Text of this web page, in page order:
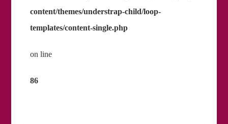
content/themes/understrap-child/loop-
templates/content-single.php
on line
86